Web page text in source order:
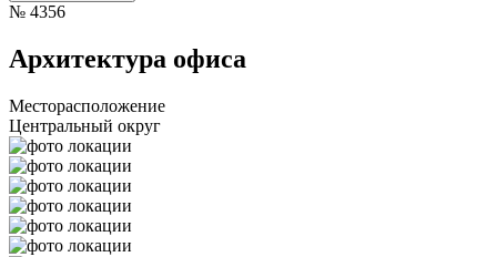
№ 4356
Архитектура офиса
Месторасположение
Центральный округ